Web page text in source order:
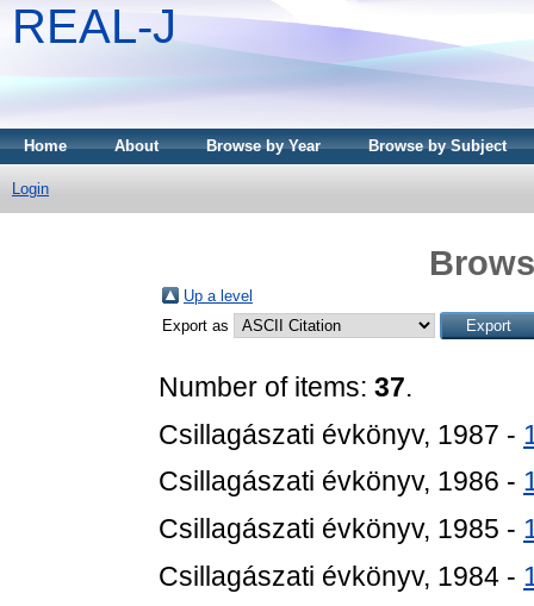
REAL-J
Home About Browse by Year Browse by Subject
Login
Up a level
Export as
Number of items: 37.
Csillagászati évkönyv, 1987 -
Csillagászati évkönyv, 1986 -
Csillagászati évkönyv, 1985 -
Csillagászati évkönyv, 1984 -